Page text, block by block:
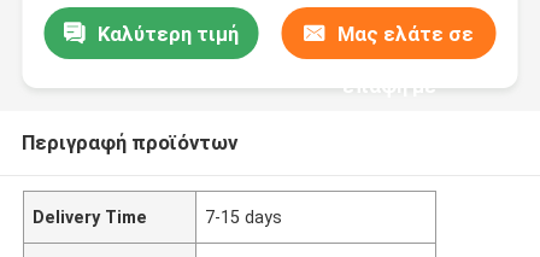
Καλύτερη τιμή Μας ελάτε σε
επαφή με
Περιγραφή προϊόντων
Delivery Time 7-15 days